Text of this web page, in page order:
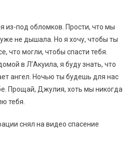
из-под обломков. Прости, что мы
не дышала. Но я хочу, чтобы ты
что могли, чтобы спасти тебя.
в Л’Акуила, я буду знать, что
ангел. Ночью ты будешь для нас
Прощай, Джулия, хоть мы никогда
тебя.
снял на видео спасение